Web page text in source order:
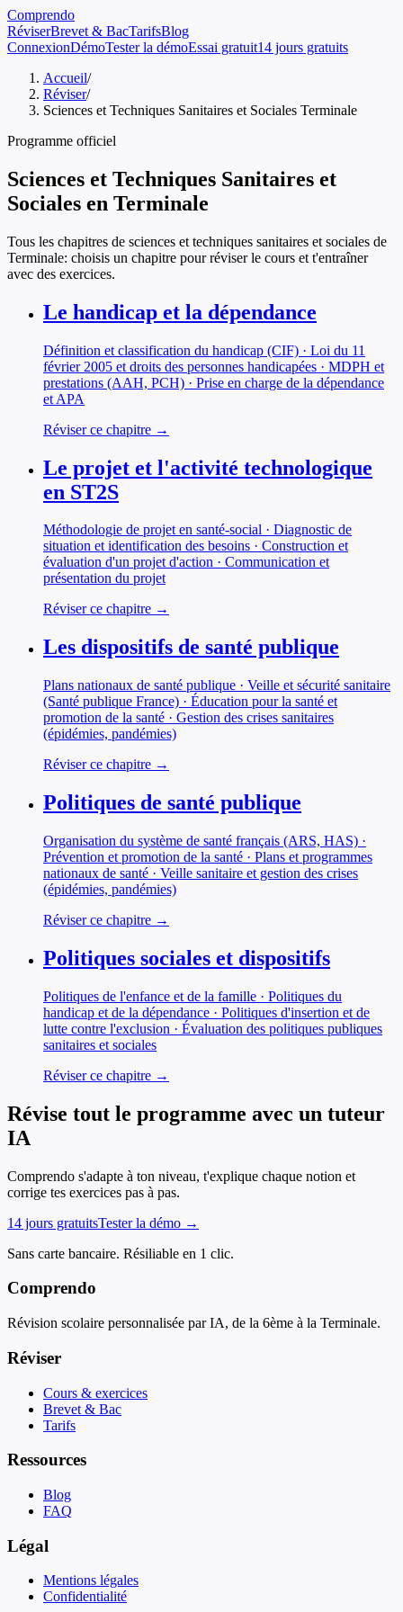
Comprendo
RéviserBrevet & BacTarifsBlog
ConnexionDémoTester la démoEssai gratuit14 jours gratuits
Accueil/
Réviser/
Sciences et Techniques Sanitaires et Sociales Terminale
Programme officiel
Sciences et Techniques Sanitaires et
Sociales en Terminale
Tous les chapitres de sciences et techniques sanitaires et sociales de
Terminale: choisis un chapitre pour réviser le cours et t'entraîner
avec des exercices.
Le handicap et la dépendance
Définition et classification du handicap (CIF) · Loi du 11
février 2005 et droits des personnes handicapées · MDPH et
prestations (AAH, PCH) · Prise en charge de la dépendance
et APA
Réviser ce chapitre →
Le projet et l'activité technologique
en ST2S
Méthodologie de projet en santé-social · Diagnostic de
situation et identification des besoins · Construction et
évaluation d'un projet d'action · Communication et
présentation du projet
Réviser ce chapitre →
Les dispositifs de santé publique
Plans nationaux de santé publique · Veille et sécurité sanitaire
(Santé publique France) · Éducation pour la santé et
promotion de la santé · Gestion des crises sanitaires
(épidémies, pandémies)
Réviser ce chapitre →
Politiques de santé publique
Organisation du système de santé français (ARS, HAS) ·
Prévention et promotion de la santé · Plans et programmes
nationaux de santé · Veille sanitaire et gestion des crises
(épidémies, pandémies)
Réviser ce chapitre →
Politiques sociales et dispositifs
Politiques de l'enfance et de la famille · Politiques du
handicap et de la dépendance · Politiques d'insertion et de
lutte contre l'exclusion · Évaluation des politiques publiques
sanitaires et sociales
Réviser ce chapitre →
Révise tout le programme avec un tuteur
IA
Comprendo s'adapte à ton niveau, t'explique chaque notion et
corrige tes exercices pas à pas.
14 jours gratuitsTester la démo →
Sans carte bancaire. Résiliable en 1 clic.
Comprendo
Révision scolaire personnalisée par IA, de la 6ème à la Terminale.
Réviser
Cours & exercices
Brevet & Bac
Tarifs
Ressources
Blog
FAQ
Légal
Mentions légales
Confidentialité